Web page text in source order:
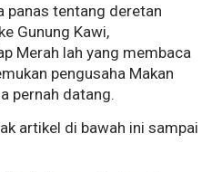
panas tentang deretan
Gunung Kawi,
Merah lah yang membaca
pengusaha Makan
pernah datang.
artikel di bawah ini sampai